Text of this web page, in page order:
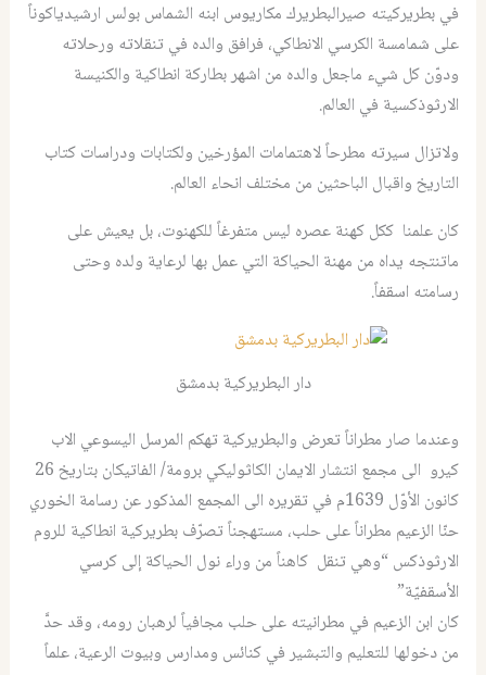
في بطريركيته صيرالبطريرك مكاريوس ابنه الشماس بولس ارشيدياكوناً
على شمامسة الكرسي الانطاكي، فرافق والده في تنقلاته ورحلاته
ودوّن كل شيء ماجعل والده من اشهر بطاركة انطاكية والكنيسة
الارثوذكسية في العالم.
ولاتزال سيرته مطرحاً لاهتمامات المؤرخين ولكتابات ودراسات كتاب
التاريخ واقبال الباحثين من مختلف انحاء العالم.
كان علمنا ككل كهنة عصره ليس متفرغاً للكهنوت، بل يعيش على
ماتنتجه يداه من مهنة الحياكة التي عمل بها لرعاية ولده وحتى
رسامته اسقفاً.
دار البطريركية بدمشق
وعندما صار مطراناً تعرض والبطريركية تهكم المرسل اليسوعي الاب
كيرو الى مجمع انتشار الايمان الكاثوليكي برومة/ الفاتيكان بتاريخ 26
كانون الأوّل 1639م في تقريره الى المجمع المذكور عن رسامة الخوري
حنّا الزعيم مطراناً على حلب، مستهجناً تصرّف بطريركية انطاكية للروم
الارثوذكس “وهي تنقل كاهناً من وراء نول الحياكة إلى كرسي
الأسقفيّة”
كان ابن الزعيم في مطرانيته على حلب مجافياً لرهبان رومه، وقد حدَّ
من دخولها للتعليم والتبشير في كنائس ومدارس وبيوت الرعية، علماً